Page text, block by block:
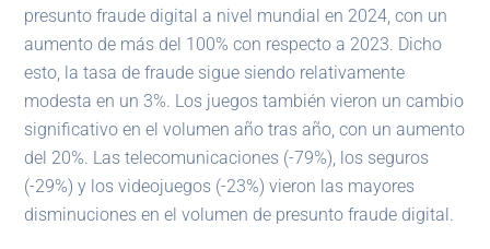
presunto fraude digital a nivel mundial en 2024, con un
aumento de más del 100% con respecto a 2023. Dicho
esto, la tasa de fraude sigue siendo relativamente
modesta en un 3%. Los juegos también vieron un cambio
significativo en el volumen año tras año, con un aumento
del 20%. Las telecomunicaciones (-79%), los seguros
(-29%) y los videojuegos (-23%) vieron las mayores
disminuciones en el volumen de presunto fraude digital.